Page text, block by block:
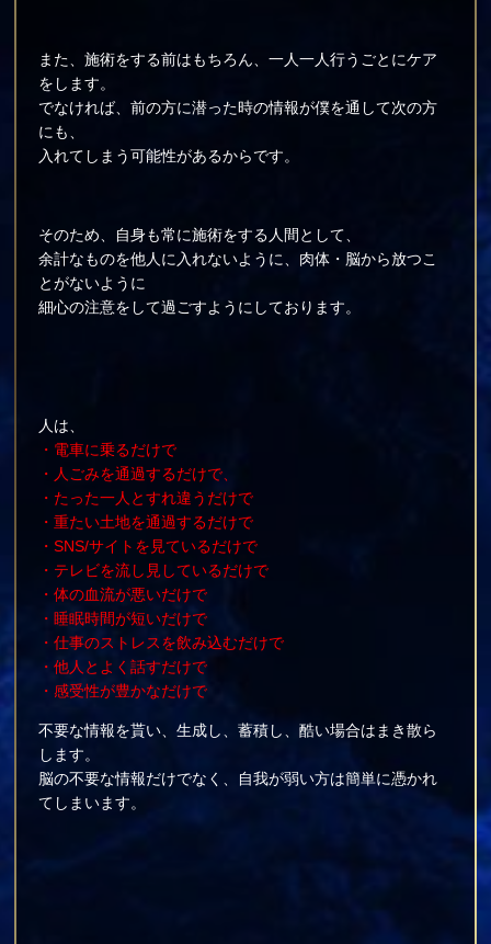
また、施術をする前はもちろん、一人一人行うごとにケア
をします。
でなければ、前の方に潜った時の情報が僕を通して次の方
にも、
入れてしまう可能性があるからです。
そのため、自身も常に施術をする人間として、
余計なものを他人に入れないように、肉体・脳から放つこ
とがないように
細心の注意をして過ごすようにしております。
人は、
・電車に乗るだけで
・人ごみを通過するだけで、
・たった一人とすれ違うだけで
・重たい土地を通過するだけで
・SNS/サイトを見ているだけで
・テレビを流し見しているだけで
・体の血流が悪いだけで
・睡眠時間が短いだけで
・仕事のストレスを飲み込むだけで
・他人とよく話すだけで
・感受性が豊かなだけで
不要な情報を貰い、生成し、蓄積し、酷い場合はまき散ら
します。
脳の不要な情報だけでなく、自我が弱い方は簡単に憑かれ
てしまいます。